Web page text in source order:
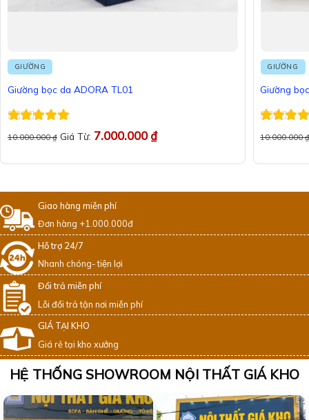
GIƯỜNG
Giường bọc da ADORA TL01
hạng55 sao
10.000.000₫ Giá Từ: 7.000.000₫
GIƯỜNG
Giường
hạng55
10.000.000
Giao hàng miễn phí
Đơn hàng +1.000.000đ
Hỗ trợ 24/7
Nhanh chóng- tiện lợi
Đổi trả miễn phí
Lỗi đổi trả tận nơi miễn phí
GIÁ TẠI KHO
Giá rẻ tại kho xưởng
HỆ THỐNG SHOWROOM NỘI THẤT GIÁ KHO